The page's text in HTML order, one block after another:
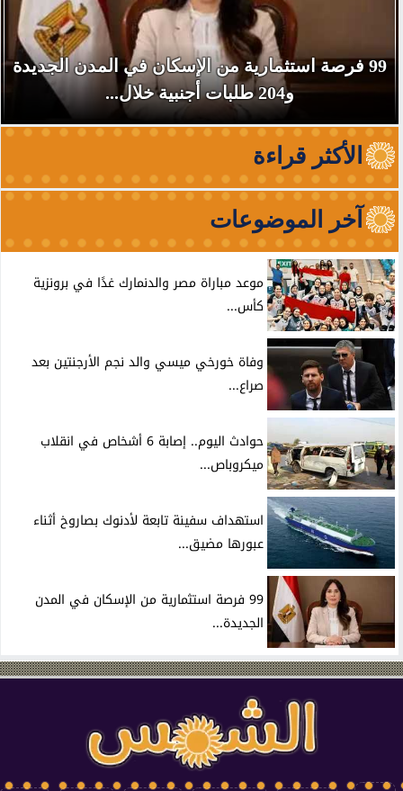
الجديدة
فيلم محمود التاني.. موعد عرضه
السينمات وأبطال العمل والأغنية
الأكثر قراءة
آخر الموضوعات
موعد مباراة مصر والدنمارك غدًا في برونزية
كأس...
وفاة خورخي ميسي والد نجم الأرجنتين بعد
صراع...
حوادث اليوم.. إصابة 6 أشخاص في انقلاب
ميكروباص...
استهداف سفينة تابعة لأدنوك بصاروخ أثناء
عبورها مضيق...
99 فرصة استثمارية من الإسكان في المدن
الجديدة...